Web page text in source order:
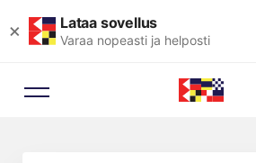
× Lataa sovellus
Varaa nopeasti ja helposti